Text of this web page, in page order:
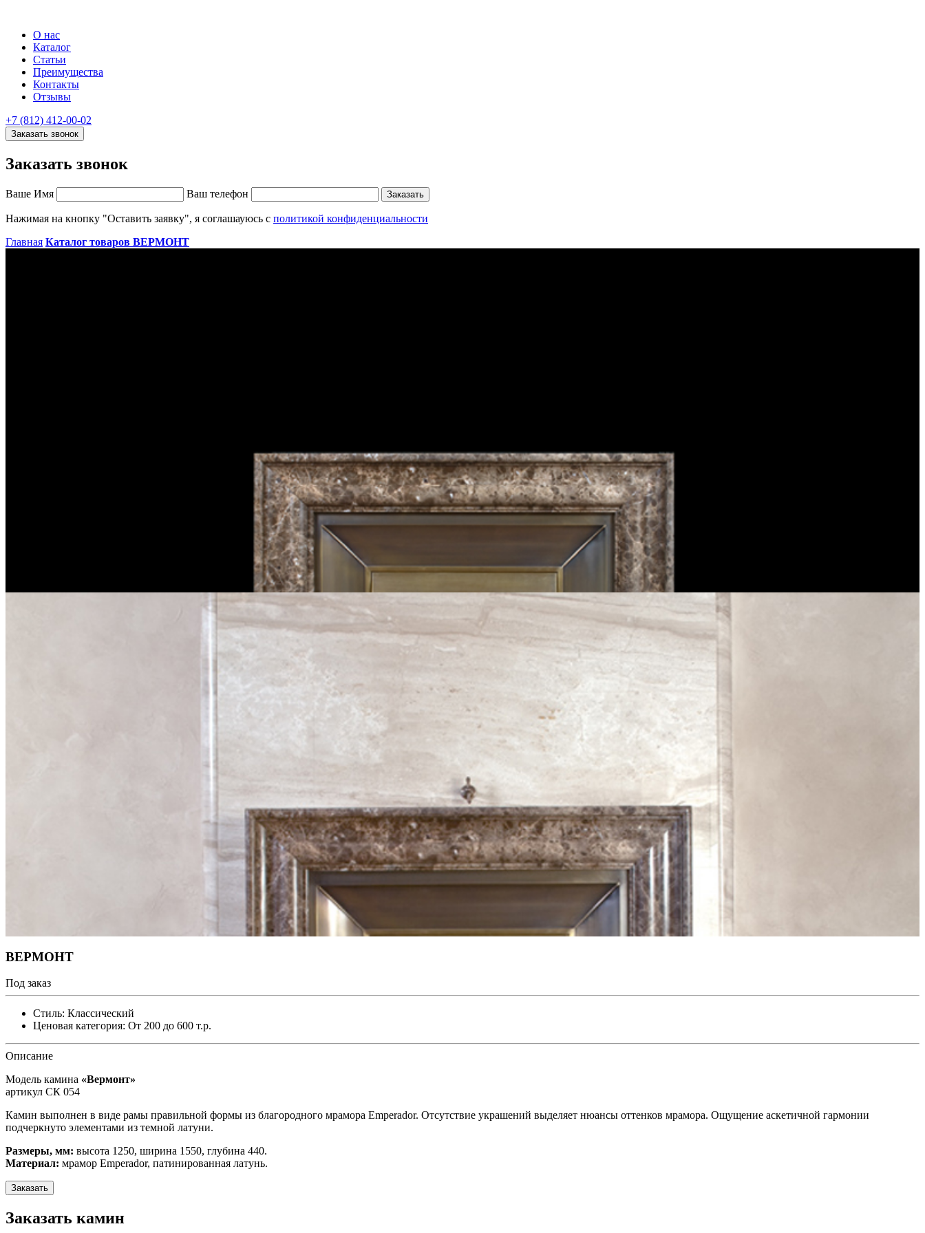
О нас
Каталог
Статьи
Преимущества
Контакты
Отзывы
+7 (812) 412-00-02
Заказать звонок
Заказать звонок
Ваше Имя Ваш телефон Заказать
Нажимая на кнопку "Оставить заявку", я соглашауюсь с политикой конфиденциальности
Главная Каталог товаров ВЕРМОНТ
ВЕРМОНТ
Под заказ
Стиль: Классический
Ценовая категория: От 200 до 600 т.р.
Описание
Модель камина «Вермонт»
артикул СК 054
Камин выполнен в виде рамы правильной формы из благородного мрамора Emperador. Отсутствие украшений выделяет нюансы оттенков мрамора. Ощущение аскетичной гармонии
подчеркнуто элементами из темной латуни.
Размеры, мм: высота 1250, ширина 1550, глубина 440.
Материал: мрамор Emperador, патинированная латунь.
Заказать
Заказать камин